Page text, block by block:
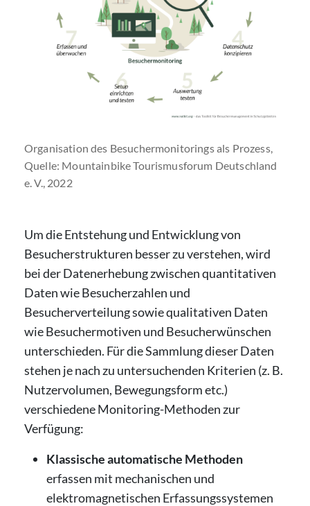
Organisation des Besuchermonitorings als Prozess,
Quelle: Mountainbike Tourismusforum Deutschland
e. V., 2022
Um die Entstehung und Entwicklung von
Besucherstrukturen besser zu verstehen, wird
bei der Datenerhebung zwischen quantitativen
Daten wie Besucherzahlen und
Besucherverteilung sowie qualitativen Daten
wie Besuchermotiven und Besucherwünschen
unterschieden. Für die Sammlung dieser Daten
stehen je nach zu untersuchenden Kriterien (z. B.
Nutzervolumen, Bewegungsform etc.)
verschiedene Monitoring-Methoden zur
Verfügung:
Klassische automatische Methoden
erfassen mit mechanischen und
elektromagnetischen Erfassungssystemen